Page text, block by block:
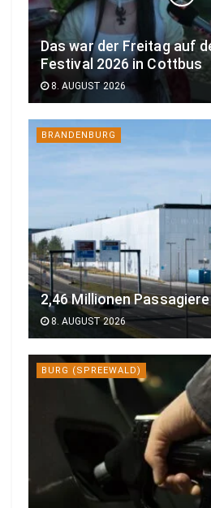
Das war der Freitag auf
Festival 2026 in Cottbus
8. AUGUST 2026
BRANDENBURG
2,46 Millionen
8. AUGUST 2026
BURG (SPREEWALD)